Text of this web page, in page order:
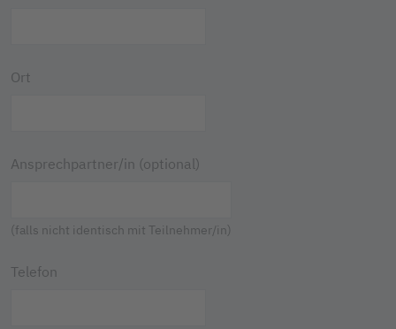
Ort
Ansprechpartner/in (optional)
(falls nicht identisch mit Teilnehmer/in)
Telefon